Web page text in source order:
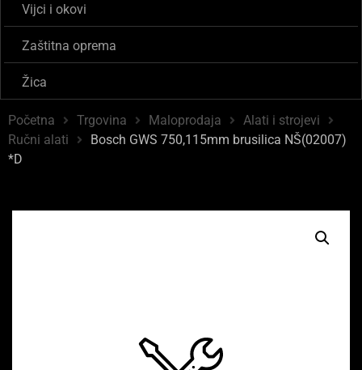
Vijci i okovi
Zaštitna oprema
Žica
Početna Trgovina Maloprodaja
Alati i strojevi
Ručni alati
Bosch GWS 750,115mm brusilica NŠ(02007)
*D